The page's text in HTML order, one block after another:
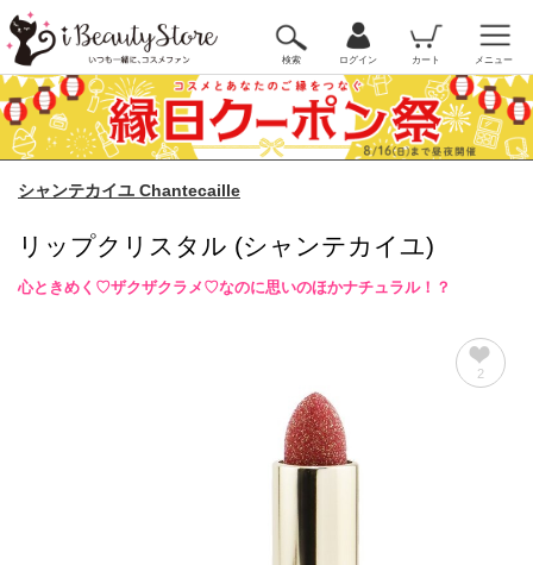
検索 ログイン カート メニュー
シャンテカイユ Chantecaille
リップクリスタル (シャンテカイユ)
心ときめく♡ザクザクラメ♡なのに思いのほかナチュラル！？
2